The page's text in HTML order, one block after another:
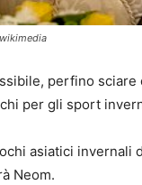
perfino
per gli sport
asiatici
Neom.